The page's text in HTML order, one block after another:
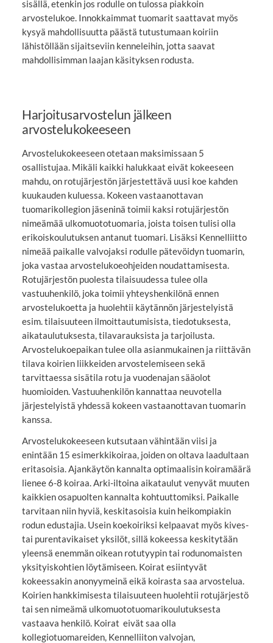
sisällä, etenkin jos rodulle on tulossa piakkoin
arvostelukoe. Innokkaimmat tuomarit saattavat myös
kysyä mahdollisuutta päästä tutustumaan koiriin
lähistöllään sijaitseviin kenneleihin, jotta saavat
mahdollisimman laajan käsityksen rodusta.
Harjoitusarvostelun jälkeen
arvostelukokeeseen
Arvostelukokeeseen otetaan maksimissaan 5
osallistujaa. Mikäli kaikki halukkaat eivät kokeeseen
mahdu, on rotujärjestön järjestettävä uusi koe kahden
kuukauden kuluessa. Kokeen vastaanottavan
tuomarikollegion jäseninä toimii kaksi rotujärjestön
nimeämää ulkomuototuomaria, joista toisen tulisi olla
erikoiskoulutuksen antanut tuomari. Lisäksi Kennelliitto
nimeää paikalle valvojaksi rodulle pätevöidyn tuomarin,
joka vastaa arvostelukoeohjeiden noudattamisesta.
Rotujärjestön puolesta tilaisuudessa tulee olla
vastuuhenkilö, joka toimii yhteyshenkilönä ennen
arvostelukoetta ja huolehtii käytännön järjestelyistä
esim. tilaisuuteen ilmoittautumisista, tiedotuksesta,
aikataulutuksesta, tilavarauksista ja tarjoilusta.
Arvostelukoepaikan tulee olla asianmukainen ja riittävän
tilava koirien liikkeiden arvostelemiseen sekä
tarvittaessa sisätila rotu ja vuodenajan sääolot
huomioiden. Vastuuhenkilön kannattaa neuvotella
järjestelyistä yhdessä kokeen vastaanottavan tuomarin
kanssa.
Arvostelukokeeseen kutsutaan vähintään viisi ja
enintään 15 esimerkkikoiraa, joiden on oltava laadultaan
eritasoisia. Ajankäytön kannalta optimaalisin koiramäärä
lienee 6-8 koiraa. Arki-iltoina aikataulut venyvät muuten
kaikkien osapuolten kannalta kohtuuttomiksi. Paikalle
tarvitaan niin hyviä, keskitasoisia kuin heikompiakin
rodun edustajia. Usein koekoiriksi kelpaavat myös kives-
tai purentavikaiset yksilöt, sillä kokeessa keskitytään
yleensä enemmän oikean rotutyypin tai rodunomaisten
yksityiskohtien löytämiseen. Koirat esiintyvät
kokeessakin anonyymeinä eikä koirasta saa arvostelua.
Koirien hankkimisesta tilaisuuteen huolehtii rotujärjestö
tai sen nimeämä ulkomuototuomarikoulutuksesta
vastaava henkilö. Koirat eivät saa olla
kollegiotuomareiden, Kennelliiton valvojan,